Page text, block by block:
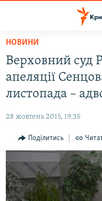
Перейти
основного
матеріалу
до
основної
Перейти
до
пошуку
ВОДА.КРИМ
БЛОГИ
ПОГЛЯД
ВСЕ ЗА ДЕНЬ
СПЕЦПРОЕКТИ
НОВИНИ
Верховний суд
апеляції
листопада –
28 жовтень 2015, 19:35
Поділитись